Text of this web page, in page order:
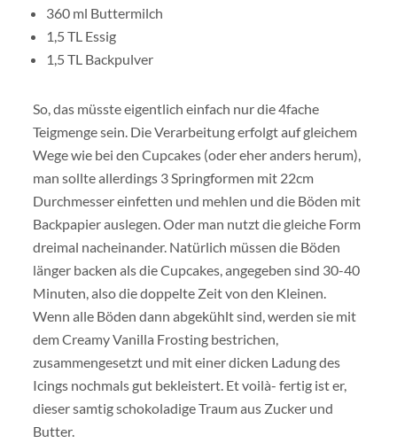
360 ml Buttermilch
1,5 TL Essig
1,5 TL Backpulver
So, das müsste eigentlich einfach nur die 4fache
Teigmenge sein. Die Verarbeitung erfolgt auf gleichem
Wege wie bei den Cupcakes (oder eher anders herum),
man sollte allerdings 3 Springformen mit 22cm
Durchmesser einfetten und mehlen und die Böden mit
Backpapier auslegen. Oder man nutzt die gleiche Form
dreimal nacheinander. Natürlich müssen die Böden
länger backen als die Cupcakes, angegeben sind 30-40
Minuten, also die doppelte Zeit von den Kleinen.
Wenn alle Böden dann abgekühlt sind, werden sie mit
dem Creamy Vanilla Frosting bestrichen,
zusammengesetzt und mit einer dicken Ladung des
Icings nochmals gut bekleistert. Et voilà- fertig ist er,
dieser samtig schokoladige Traum aus Zucker und
Butter.